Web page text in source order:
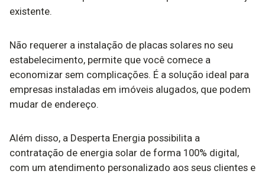
existente.
Não requerer a instalação de placas solares no seu
estabelecimento, permite que você comece a
economizar sem complicações. É a solução ideal para
empresas instaladas em imóveis alugados, que podem
mudar de endereço.
Além disso, a Desperta Energia possibilita a
contratação de energia solar de forma 100% digital,
com um atendimento personalizado aos seus clientes e